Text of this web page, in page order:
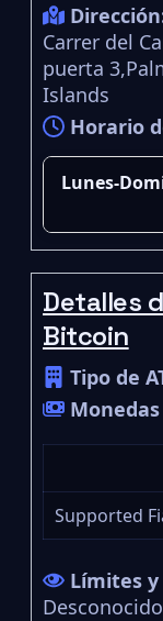
Carrer del
puerta
Islands
Horario
Lunes-
Detalles
Bitcoin
Tipo de
Supported
Límites
Desconocido